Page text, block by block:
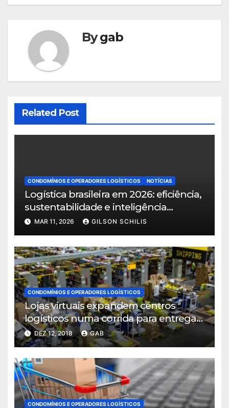
Post
Bygab
Related Post
CONDOMÍNIOS E OPERADORES LOGÍSTICOS NOTÍCIAS
Logística brasileira em 2026: eficiência,
sustentabilidade e inteligência
territorial norteiam o crescimento do
MAR 11, 2026 GILSON SCHILIS
CONDOMÍNIOS E OPERADORES LOGÍSTICOS
Lojas virtuais expandem centros
logísticos numa corrida para entregar
mais rápido
DEZ 12, 2018 GAB
CONDOMÍNIOS E OPERADORES LOGÍSTICOS